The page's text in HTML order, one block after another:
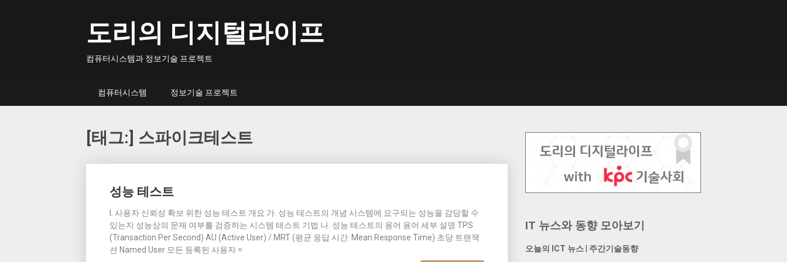
도리의 디지털라이프
컴퓨터시스템과 정보기술 프로젝트
컴퓨터시스템 정보기술 프로젝트
[태그:] 스파이크테스트
성능 테스트
I. 사용자 신뢰성 확보 위한 성능 테스트 개요 가. 성능 테스트의 개념 시스템에 요구되는 성능을 감당할 수
있는지 성능상의 문제 여부를 검증하는 시스템 테스트 기법 나. 성능 테스트의 용어 용어 세부 설명 TPS
(Transaction Per Second) AU (Active User) / MRT (평균 응답 시간: Mean Response Time) 초당 트랜잭
션 Named User 모든 등록된 사용자 =
navigation
IT 뉴스와 동향 모아보기
오늘의 ICT 뉴스 주간기술동향